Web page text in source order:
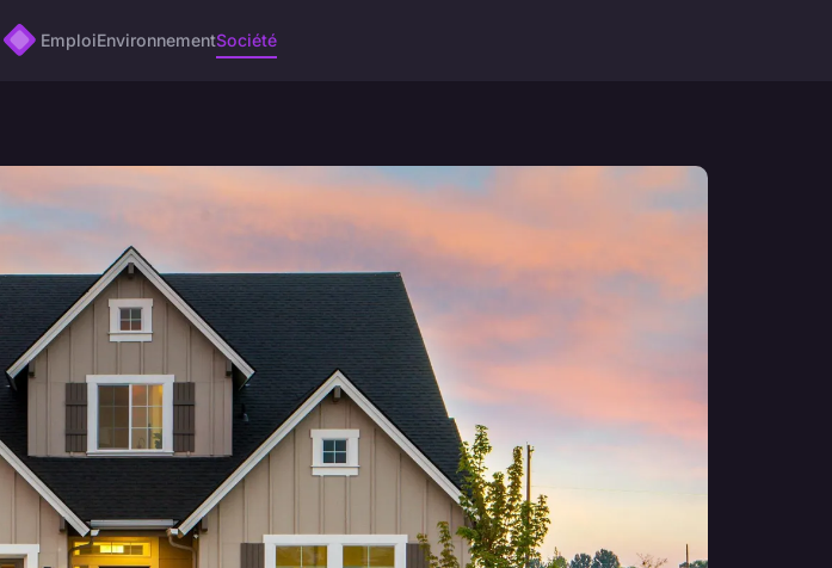
EmploiEnvironnementSociété